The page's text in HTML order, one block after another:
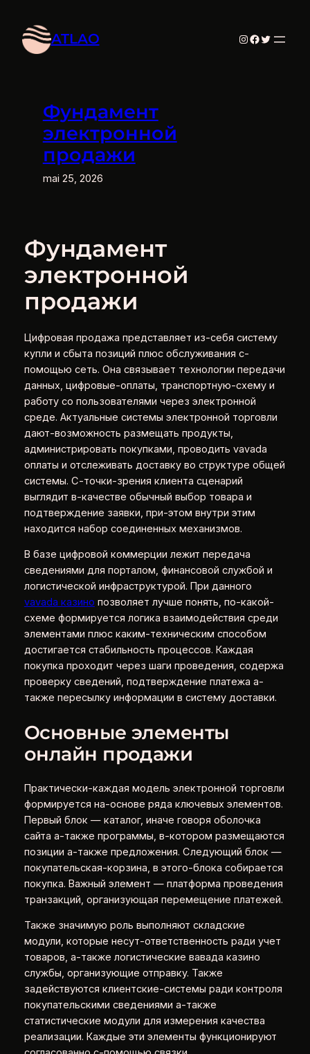
contenu
ATLAO Instagram
Facebook
Twitter
Фундамент
электронной
продажи
mai 25, 2026
Фундамент
электронной
продажи
Цифровая продажа представляет из-себя систему
купли и сбыта позиций плюс обслуживания с-
помощью сеть. Она связывает технологии передачи
данных, цифровые-оплаты, транспортную-схему и
работу со пользователями через электронной
среде. Актуальные системы электронной торговли
дают-возможность размещать продукты,
администрировать покупками, проводить vavada
оплаты и отслеживать доставку во структуре общей
системы. С-точки-зрения клиента сценарий
выглядит в-качестве обычный выбор товара и
подтверждение заявки, при-этом внутри этим
находится набор соединенных механизмов.
В базе цифровой коммерции лежит передача
сведениями для порталом, финансовой службой и
логистической инфраструктурой. При данного
vavada казино позволяет лучше понять, по-какой-
схеме формируется логика взаимодействия среди
элементами плюс каким-техническим способом
достигается стабильность процессов. Каждая
покупка проходит через шаги проведения, содержа
проверку сведений, подтверждение платежа а-
также пересылку информации в систему доставки.
Основные элементы
онлайн продажи
Практически-каждая модель электронной торговли
формируется на-основе ряда ключевых элементов.
Первый блок — каталог, иначе говоря оболочка
сайта а-также программы, в-котором размещаются
позиции а-также предложения. Следующий блок —
покупательская-корзина, в этого-блока собирается
покупка. Важный элемент — платформа проведения
транзакций, организующая перемещение платежей.
Также значимую роль выполняют складские
модули, которые несут-ответственность ради учет
товаров, а-также логистические вавада казино
службы, организующие отправку. Также
задействуются клиентские-системы ради контроля
покупательскими сведениями а-также
статистические модули для измерения качества
реализации. Каждые эти элементы функционируют